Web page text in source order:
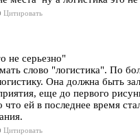
Цитировать
не серьезно"
слово "логистика". По
Она должна быть
еще до первого
ей в последнее время
Цитировать